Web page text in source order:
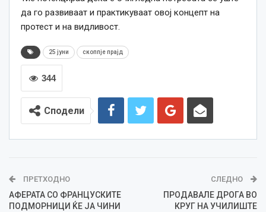
да го развиваат и практикуваат овој концепт на
протест и на видливост.
25 јуни скоппје прајд
344
Сподели
ПРЕТХОДНО
АФЕРАТА СО ФРАНЦУСКИТЕ
ПОДМОРНИЦИ ЌЕ ЈА ЧИНИ
СЛЕДНО
ПРОДАВАЛЕ ДРОГА ВО
КРУГ НА УЧИЛИШТЕ